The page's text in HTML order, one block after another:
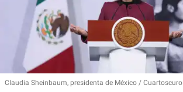
Claudia Sheinbaum, presidenta de México Cuartoscuro